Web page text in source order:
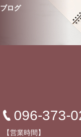
ブログ
096-373-
【営業時間】